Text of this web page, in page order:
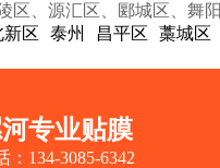
、源汇区、郾城区、舞阳
新区 泰州 昌平区 藁城区
专业贴膜
：134-3085-6342